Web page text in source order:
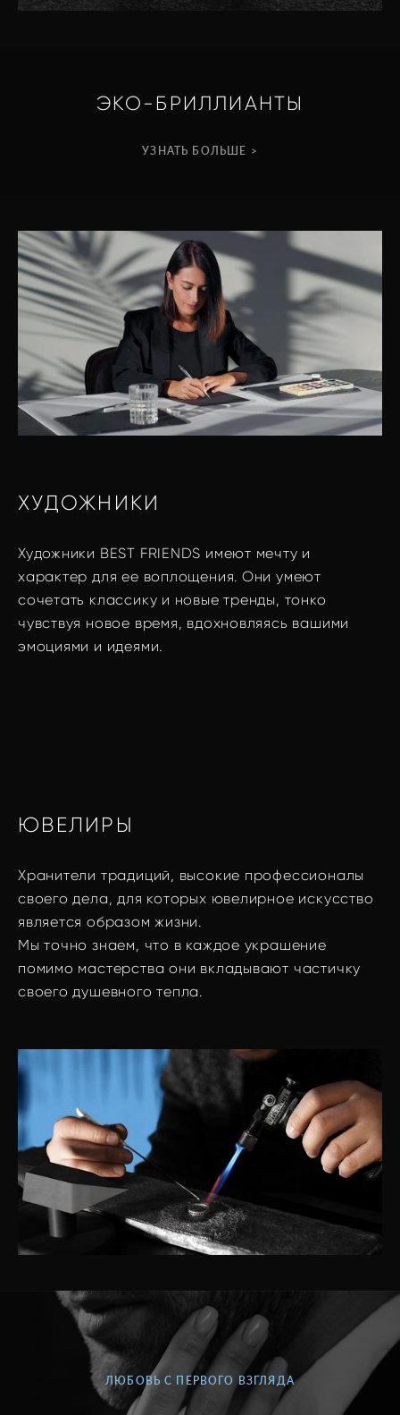
ЭКО-БРИЛЛИАНТЫ
УЗНАТЬ БОЛЬШЕ >
ХУДОЖНИКИ
Художники BEST FRIENDS имеют мечту и
характер для ее воплощения. Они умеют
сочетать классику и новые тренды, тонко
чувствуя новое время, вдохновляясь вашими
эмоциями и идеями.
ЮВЕЛИРЫ
Хранители традиций, высокие профессионалы
своего дела, для которых ювелирное искусство
является образом жизни.
Мы точно знаем, что в каждое украшение
помимо мастерства они вкладывают частичку
своего душевного тепла.
ЛЮБОВЬ С ПЕРВОГО ВЗГЛЯДА